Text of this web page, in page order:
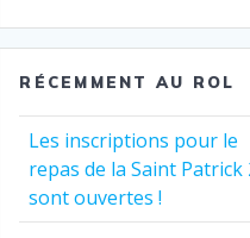
RÉCEMMENT AU ROL
Les inscriptions pour le
repas de la Saint Patrick
sont ouvertes !